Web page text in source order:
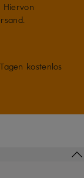
Hiervon
kostenlos